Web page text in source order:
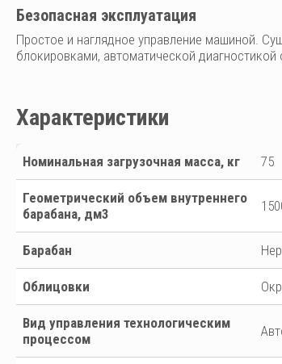
Безопасная эксплуатация
Простое и наглядное управление машиной.
блокировками, автоматической
Характеристики
Номинальная загрузочная масса, кг 75
Геометрический объем внутреннего
барабана, дм3
Барабан
Облицовки
Вид управления технологическим
процессом